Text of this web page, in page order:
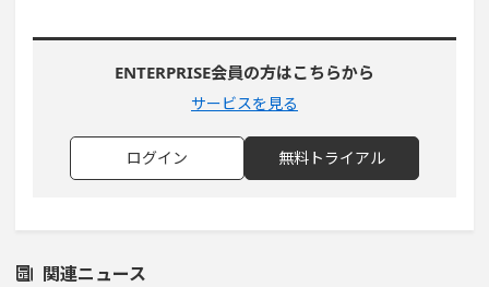
ENTERPRISE会員の方はこちらから
サービスを見る
ログイン 無料トライアル
関連ニュース